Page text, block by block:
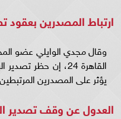
ارتباط المصدرين بعقود
وقال مجدي الوايلي عضو
القاهرة 24، إن
يؤثر على المصدرين
العدول عن وقف تصدير